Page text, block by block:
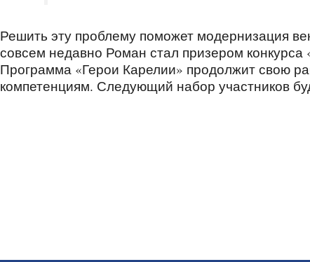
Решить эту проблему поможет модернизация
совсем недавно Роман стал призером
Программа «Герои Карелии» продолжит свою
компетенциям. Следующий набор участников